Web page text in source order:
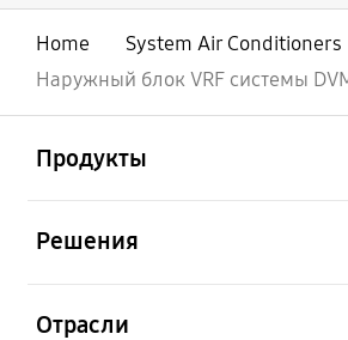
Home
System Air Conditioners
Продукты
Решения
Отрасли